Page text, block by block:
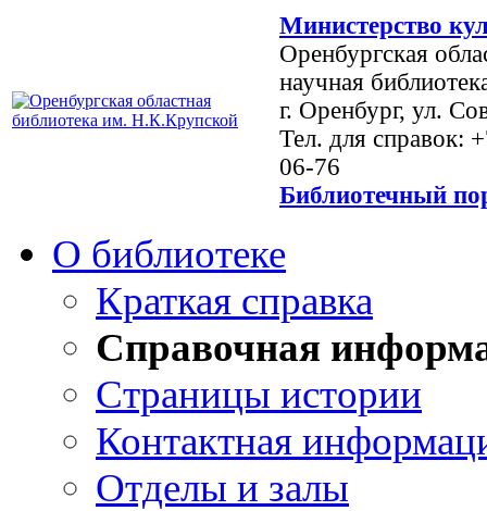
Министерство
Оренбургская
научная
г. Оренбург, ул.
Тел. для справок:
06-76
Библиотечный
О библиотеке
Краткая справка
Справочная
Страницы истории
Контактная
Отделы и залы